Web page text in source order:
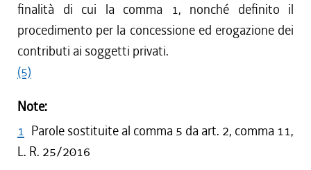
finalità di cui la comma 1, nonché definito il
procedimento per la concessione ed erogazione dei
contributi ai soggetti privati.
(5)
Note:
1 Parole sostituite al comma 5 da art. 2, comma 11,
L. R. 25/2016